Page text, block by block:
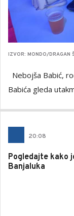
IZVOR: MONDO/DRAGAN
Nebojša Babić,
Babića gleda
20:08
Pogledajte kako
Banjaluka